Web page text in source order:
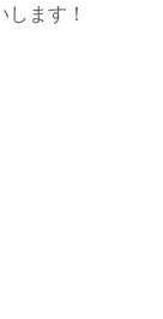
ます！